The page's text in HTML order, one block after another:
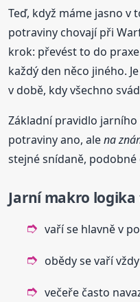
Teď, když máme jasno v
potraviny chovají při
krok: převést to do
každý den něco jiného.
v době, kdy všechno
Základní pravidlo
potraviny ano, alena
stejné snídaně,
Jarní makro
vaří se hlavně v
obědy se vaří
večeře často